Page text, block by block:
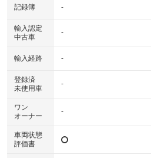
記録簿 -
輸入認定
中古車
-
輸入経路 -
登録済
未使用車
-
ワン
オーナー
-
車両状態
評価書